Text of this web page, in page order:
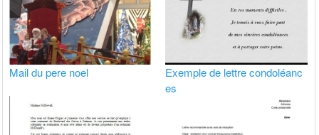
Mail du pere noel
Exemple de lettre condoléanc
es